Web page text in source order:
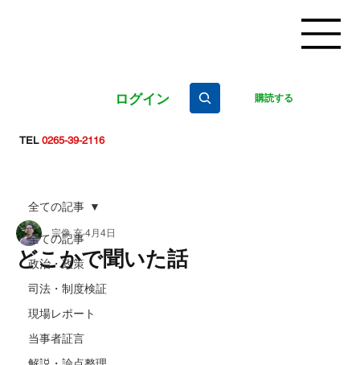
ログイン 購読する
TEL0265-39-2116
全ての記事
政治・政策
司法・制度検証
現場レポート
当事者証言
全ての記事
どこかで聞いた話
宗像 充 4月4日